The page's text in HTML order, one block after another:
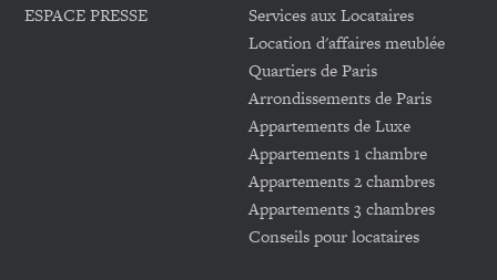
ESPACE PRESSE
Services aux Locataires
Location d'affaires meublée
Quartiers de Paris
Arrondissements de Paris
Appartements de Luxe
Appartements 1 chambre
Appartements 2 chambres
Appartements 3 chambres
Conseils pour locataires